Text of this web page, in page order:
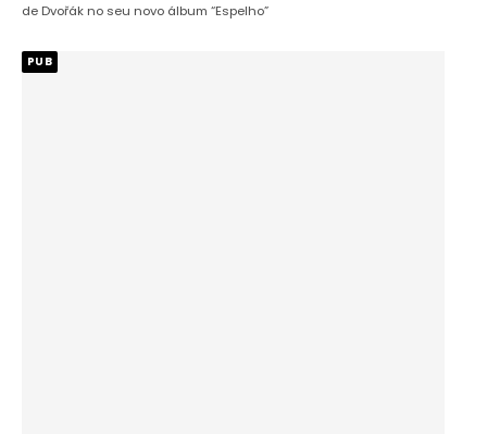
de Dvořák no seu novo álbum “Espelho”
PUB